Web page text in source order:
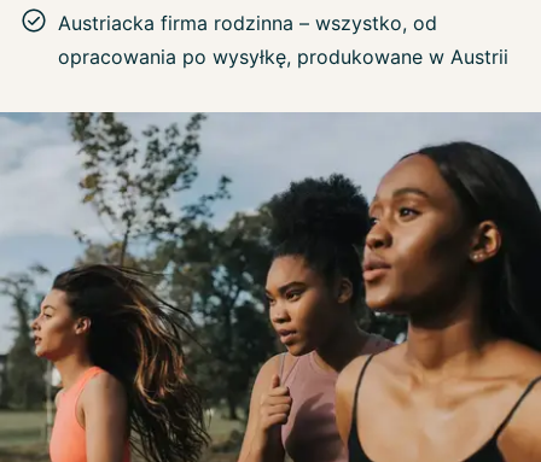
Austriacka firma rodzinna – wszystko, od
opracowania po wysyłkę, produkowane w Austrii